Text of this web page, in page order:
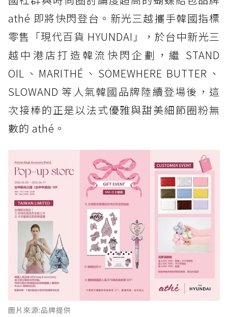
athé 即將快閃登台。新光三越攜手韓國指標
零售「現代百貨 HYUNDAI」，於台中新光三
越中港店打造韓流快閃企劃，繼 STAND
OIL、MARITHÉ、SOMEWHERE BUTTER、
SLOWAND 等人氣韓國品牌陸續登場後，這
次接棒的正是以法式優雅與甜美細節圈粉無
數的 athé。
圖片來源:品牌提供